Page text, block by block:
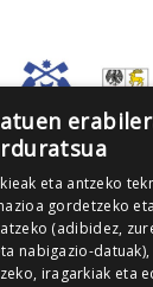
eta antzeko
gordetzeko
(adibidez,
nabigazio-
iragarkiak eta